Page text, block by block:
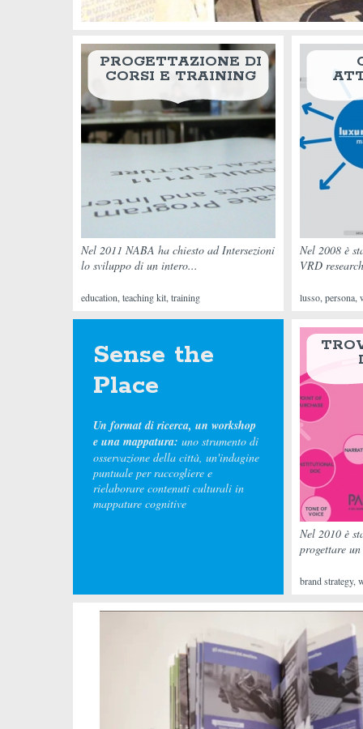
PROGETTAZIONE DI
CORSI E TRAINING
Nel 2011 NABA ha chiesto ad Intersezioni
lo sviluppo di un intero...
education teaching kit training
Nel 2008 è
VRD
lusso persona
Sense the
Place
Un format di ricerca, un workshop
e una mappatura: uno strumento di
osservazione della città, un'indagine
puntuale per raccogliere e
rielaborare contenuti culturali in
mappature cognitive
Nel 2010 è
progettare
brand strategy,